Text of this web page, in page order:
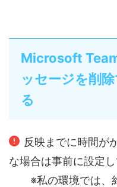
Microsoft
ッセージを削
る
反映までに時間が
な場合は事前に設定
※私の環境では、約